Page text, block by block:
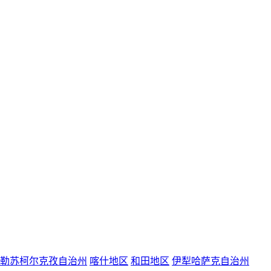
苏柯尔克孜自治州 喀什地区 和田地区 伊犁哈萨克自治州